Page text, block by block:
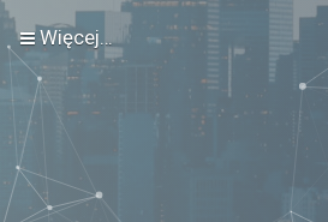
Więcej…